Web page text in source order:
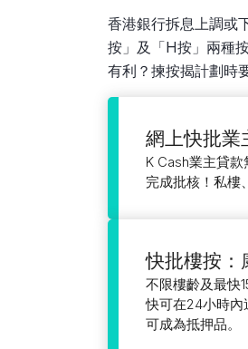
香港銀行拆息上調或
按」及「H按」兩種
有利？揀按揭計劃時
網上快批
K Cash業主貸
完成批核！私樓
快批樓按：
不限樓齡及最快
快可在24小時內
可成為抵押品。